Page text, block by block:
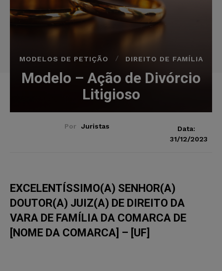
MODELOS DE PETIÇÃO DIREITO DE FAMÍLIA
Modelo – Ação de Divórcio
Litigioso
Por Juristas
Data:
31/12/2023
EXCELENTÍSSIMO(A) SENHOR(A)
DOUTOR(A) JUIZ(A) DE DIREITO DA
VARA DE FAMÍLIA DA COMARCA DE
[NOME DA COMARCA] – [UF]